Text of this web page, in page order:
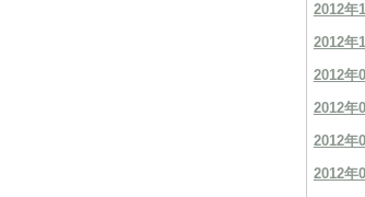
2012年
2012年
2012年
2012年
2012年
2012年